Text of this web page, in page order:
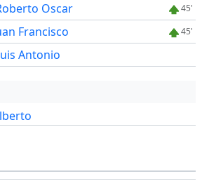
Oscar 45'
Francisco 45'
Antonio